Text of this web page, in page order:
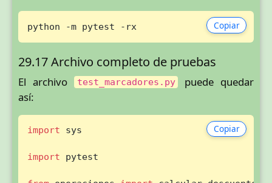
Copiar
python -m pytest -rx
29.17 Archivo completo de pruebas
El archivo test_marcadores.py puede quedar
así:
Copiar
import sys
import pytest